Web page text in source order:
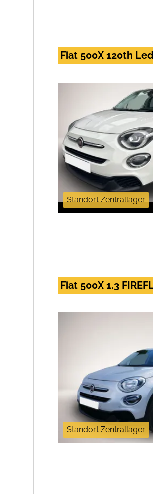
Fiat 500X 120th
Standort Zentrallager
Fiat 500X 1.3
Standort Zentrallager